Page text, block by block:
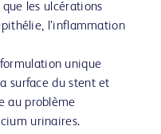
les ulcérations
l’inflammation
unique
surface du stent et
au problème
urinaires.